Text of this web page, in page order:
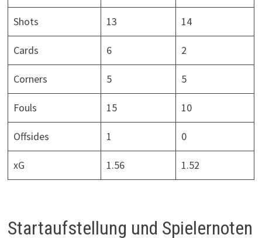
Shots 13 14
Cards 6 2
Corners 5 5
Fouls 15 10
Offsides 1 0
xG 1.56 1.52
Startaufstellung und Spielernoten